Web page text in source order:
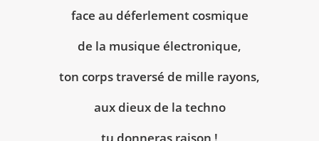
face au déferlement cosmique
de la musique électronique,
ton corps traversé de mille rayons,
aux dieux de la techno